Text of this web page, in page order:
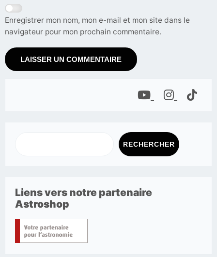
Enregistrer mon nom, mon e-mail et mon site dans le
navigateur pour mon prochain commentaire.
RECHERCHER
Liens vers notre partenaire
Astroshop